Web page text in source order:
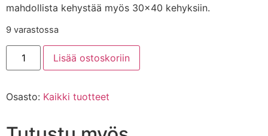
mahdollista kehystää myös 30×40 kehyksiin.
9 varastossa
Lisää ostoskoriin
Osasto: Kaikki tuotteet